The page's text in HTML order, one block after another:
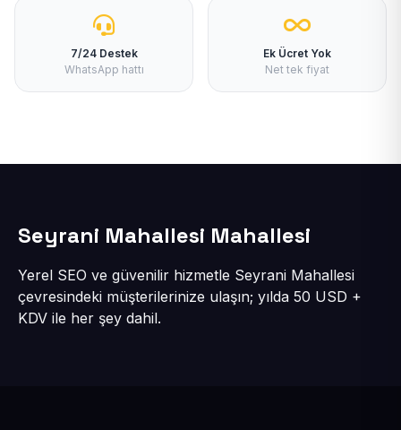
7/24 Destek
WhatsApp hattı
Ek Ücret Yok
Net tek fiyat
Seyrani Mahallesi Mahallesi
Yerel SEO ve güvenilir hizmetle Seyrani Mahallesi
çevresindeki müşterilerinize ulaşın; yılda 50 USD +
KDV ile her şey dahil.